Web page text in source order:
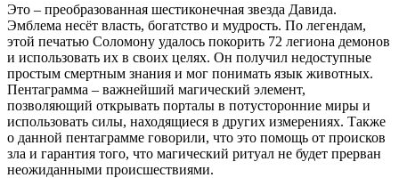
Это – преобразованная шестиконечная звезда Давида.
Эмблема несёт власть, богатство и мудрость. По легендам,
этой печатью Соломону удалось покорить 72 легиона демонов
и использовать их в своих целях. Он получил недоступные
простым смертным знания и мог понимать язык животных.
Пентаграмма – важнейший магический элемент,
позволяющий открывать порталы в потусторонние миры и
использовать силы, находящиеся в других измерениях. Также
о данной пентаграмме говорили, что это помощь от происков
зла и гарантия того, что магический ритуал не будет прерван
неожиданными происшествиями.